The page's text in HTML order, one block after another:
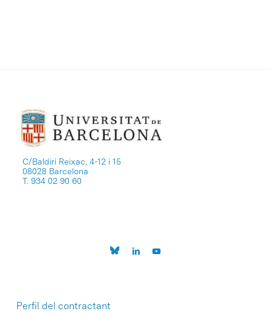
C/Baldiri Reixac, 4-12 i 15
08028 Barcelona
T. 934 02 90 60
Perfil del contractant